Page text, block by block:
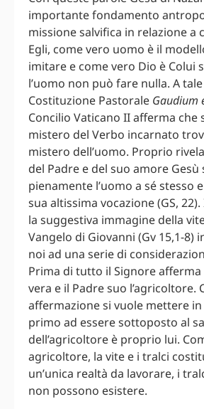
importante fondamento
missione salvifica in relazione a
Egli, come vero uomo è il
imitare e come vero Dio è Colui
l’uomo non può fare nulla. A
Costituzione Pastorale Gaudium
Concilio Vaticano II afferma che
mistero del Verbo incarnato
mistero dell’uomo. Proprio
del Padre e del suo amore Gesù
pienamente l’uomo a sé stesso
sua altissima vocazione (GS,
la suggestiva immagine della
Vangelo di Giovanni (Gv 15,1-8)
noi ad una serie di
Prima di tutto il Signore afferma
vera e il Padre suo l’agricoltore.
affermazione si vuole mettere in
primo ad essere sottoposto al
dell’agricoltore è proprio lui.
agricoltore, la vite e i tralci
un’unica realtà da lavorare, i
non possono esistere.